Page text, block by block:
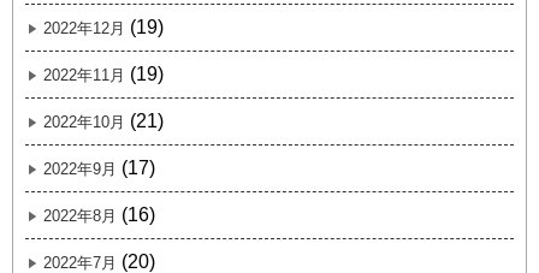
2022年12月 (19)
2022年11月 (19)
2022年10月 (21)
2022年9月 (17)
2022年8月 (16)
2022年7月 (20)